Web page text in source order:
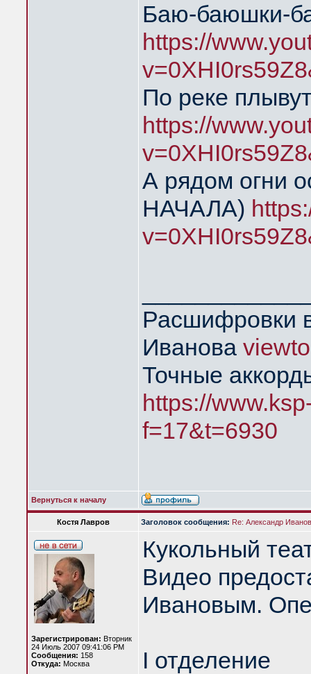
Баю-баюшки-
https://
По реке
https://
А рядом огни
НАЧАЛА)
Расшифровки
Иванова
Точные
https://
f=17&t=6930
Вернуться к началу
Костя Лавров Заголовок сообщения: Re: Александр
Зарегистрирован: Вторник
24 Июль 2007 09:41:06 PM
Сообщения: 158
Откуда: Москва
Кукольный
Видео
Ивановым.
I отделение